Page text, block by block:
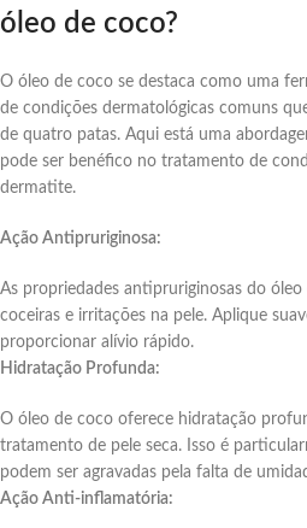
óleo de coco?
O óleo de coco se destaca como uma
de condições dermatológicas comuns
de quatro patas. Aqui está uma
pode ser benéfico no tratamento de
dermatite.
Ação Antipruriginosa:
As propriedades antipruriginosas do
coceiras e irritações na pele. Aplique
proporcionar alívio rápido.
Hidratação Profunda:
O óleo de coco oferece hidratação
tratamento de pele seca. Isso é
podem ser agravadas pela falta de
Ação Anti-inflamatória: